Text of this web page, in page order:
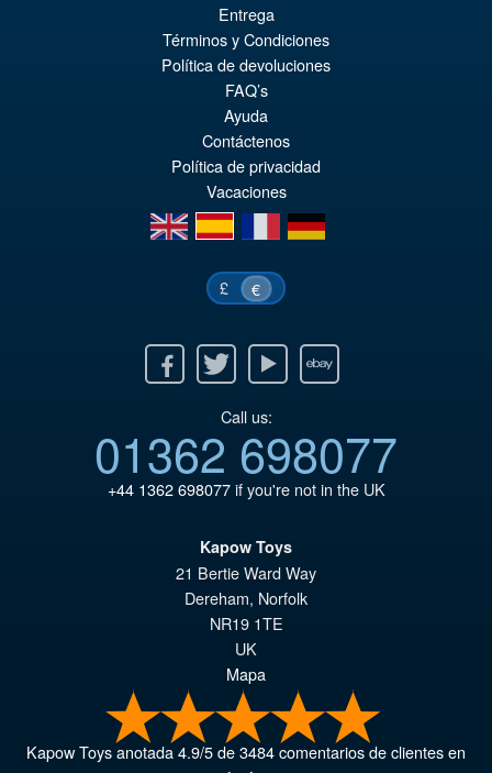
VORBESTELLUNGEN
Entrega
Términos y Condiciones
Política de devoluciones
FAQ’s
Ayuda
Contáctenos
Política de privacidad
Vacaciones
en
es fr de
£ €
Twitter Youtube Ebay
Call us:
01362 698077
+44 1362 698077if you're not in the UK
Kapow Toys
21 Bertie Ward Way
Dereham, Norfolk
NR19 1TE
UK
Mapa
Kapow Toysanotada4.9/5de3484comentarios de clientes en